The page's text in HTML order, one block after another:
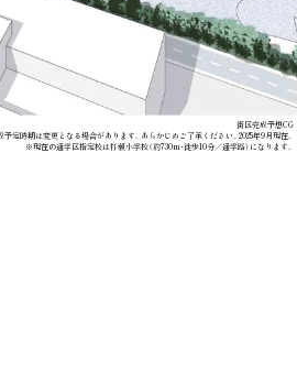
街区完成予想CG
定時期は変更となる場合があります。あらかじめご了承ください。2025年9月現在。
※現在の通学区指定校は打瀬小学校（約730m・徒歩10分／通学路）になります。